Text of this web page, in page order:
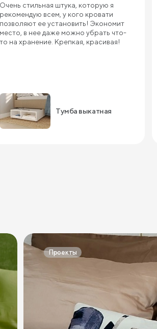
Очень стильная штука, которую я
рекомендую всем, у кого кровати
позволяют ее установить! Экономит
место, в нее даже можно убрать что-
то на хранение. Крепкая, красивая!
Тумба выкатная
Проекты